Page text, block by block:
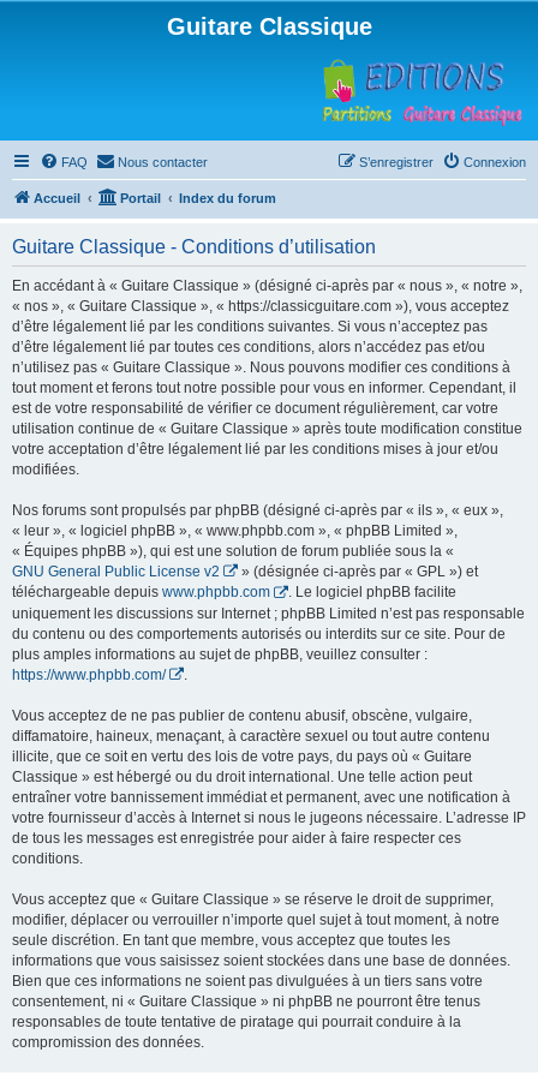
Guitare Classique
FAQ Nous contacter Connexion
S’enregistrer
Accueil Portail Index du forum
Guitare Classique - Conditions d’utilisation
En accédant à « Guitare Classique » (désigné ci-après par « nous », « notre »,
« nos », « Guitare Classique », « https://classicguitare.com »), vous acceptez
d’être légalement lié par les conditions suivantes. Si vous n’acceptez pas
d’être légalement lié par toutes ces conditions, alors n’accédez pas et/ou
n’utilisez pas « Guitare Classique ». Nous pouvons modifier ces conditions à
tout moment et ferons tout notre possible pour vous en informer. Cependant, il
est de votre responsabilité de vérifier ce document régulièrement, car votre
utilisation continue de « Guitare Classique » après toute modification constitue
votre acceptation d’être légalement lié par les conditions mises à jour et/ou
modifiées.
Nos forums sont propulsés par phpBB (désigné ci-après par « ils », « eux »,
« leur », « logiciel phpBB », « www.phpbb.com », « phpBB Limited »,
« Équipes phpBB »), qui est une solution de forum publiée sous la «
GNU General Public License v2
» (désignée ci-après par « GPL ») et
téléchargeable depuis www.phpbb.com
. Le logiciel phpBB facilite
uniquement les discussions sur Internet ; phpBB Limited n’est pas responsable
du contenu ou des comportements autorisés ou interdits sur ce site. Pour de
plus amples informations au sujet de phpBB, veuillez consulter :
https://www.phpbb.com/
Vous acceptez de ne pas publier de contenu abusif, obscène, vulgaire,
diffamatoire, haineux, menaçant, à caractère sexuel ou tout autre contenu
illicite, que ce soit en vertu des lois de votre pays, du pays où « Guitare
Classique » est hébergé ou du droit international. Une telle action peut
entraîner votre bannissement immédiat et permanent, avec une notification à
votre fournisseur d’accès à Internet si nous le jugeons nécessaire. L’adresse IP
de tous les messages est enregistrée pour aider à faire respecter ces
conditions.
Vous acceptez que « Guitare Classique » se réserve le droit de supprimer,
modifier, déplacer ou verrouiller n’importe quel sujet à tout moment, à notre
seule discrétion. En tant que membre, vous acceptez que toutes les
informations que vous saisissez soient stockées dans une base de données.
Bien que ces informations ne soient pas divulguées à un tiers sans votre
consentement, ni « Guitare Classique » ni phpBB ne pourront être tenus
responsables de toute tentative de piratage qui pourrait conduire à la
compromission des données.